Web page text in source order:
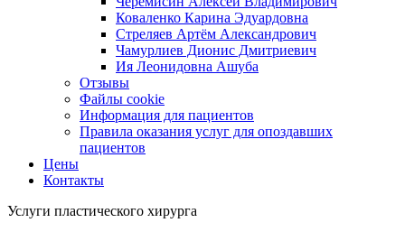
Коваленко Карина Эдуардовна
Стреляев Артём Александрович
Чамурлиев Дионис Дмитриевич
Ия Леонидовна Ашуба
Отзывы
Файлы cookie
Информация для пациентов
Правила оказания услуг для опоздавших
пациентов
Цены
Контакты
Услуги пластического хирурга